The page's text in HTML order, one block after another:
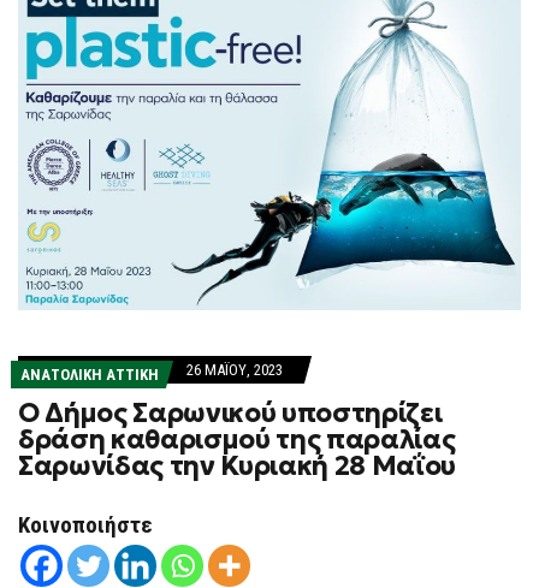
ΑΝΑΤΟΛΙΚΗ ΑΤΤΙΚΗ 26 ΜΑΪ́ΟΥ, 2023
Ο Δήμος Σαρωνικού υποστηρίζει
δράση καθαρισμού της παραλίας
Σαρωνίδας την Κυριακή 28 Μαΐου
Κοινοποιήστε